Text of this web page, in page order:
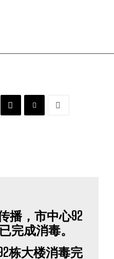
栋大楼消毒完